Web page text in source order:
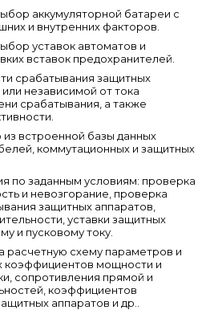
аккумуляторной батареи с
и внутренних факторов.
уставок автоматов и
вставок предохранителей.
срабатывания защитных
независимой от тока
срабатывания, а также
встроенной базы данных
коммутационных и защитных
по заданным условиям: проверка
и невозгорание, проверка
защитных аппаратов,
уставки защитных
и пусковому току.
расчетную схему параметров и
коэффициентов мощности и
сопротивления прямой и
коэффициентов
аппаратов и др..